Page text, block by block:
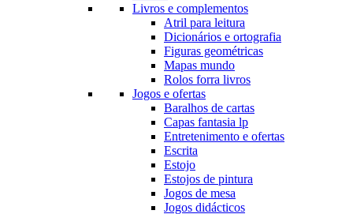
Livros e complementos
Atril para leitura
Dicionários e ortografia
Figuras geométricas
Mapas mundo
Rolos forra livros
Jogos e ofertas
Baralhos de cartas
Capas fantasia lp
Entretenimento e ofertas
Escrita
Estojo
Estojos de pintura
Jogos de mesa
Jogos didácticos